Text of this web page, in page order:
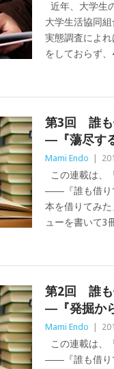
近年、大学生
大学生活協同
実態調査によ
をしておらず
第3回 誰も
―『蕩尽す
Mami Endo
この連載は、
――『誰も借り
本を借りてみ
ューを書いて3
第2回 誰も
―『発掘か
Mami Endo
この連載は、
――『誰も借り